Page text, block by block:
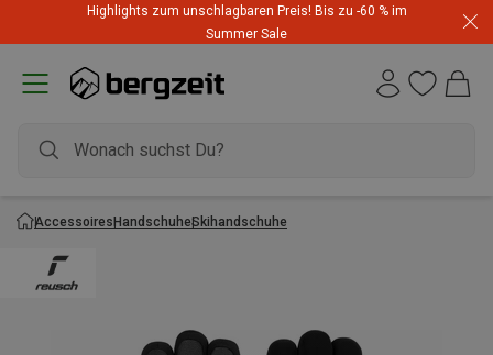
Highlights zum unschlagbaren Preis! Bis zu -60 % im
Summer Sale
AccessoiresHandschuheSkihandschuhe